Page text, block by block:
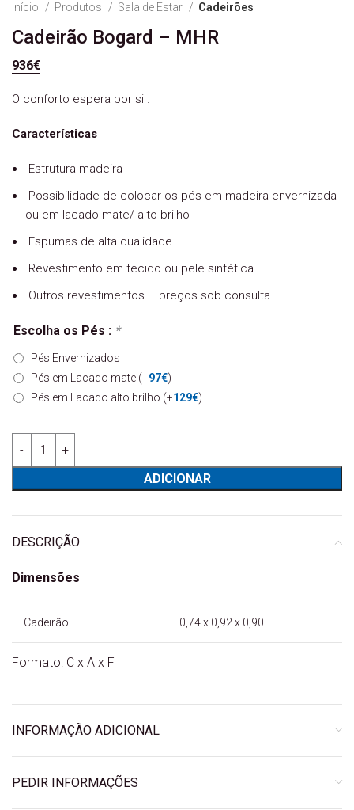
Início Produtos Sala de Estar Cadeirões
Cadeirão Bogard – MHR
936€
O conforto espera por si .
Características
Estrutura madeira
Possibilidade de colocar os pés em madeira envernizada
ou em lacado mate/ alto brilho
Espumas de alta qualidade
Revestimento em tecido ou pele sintética
Outros revestimentos – preços sob consulta
Escolha os Pés : *
Pés Envernizados
Pés em Lacado mate (+97€)
Pés em Lacado alto brilho (+129€)
Quantidade de Cadeirão Bogard - MHR
ADICIONAR
DESCRIÇÃO
Dimensões
Cadeirão 0,74 x 0,92 x 0,90
Formato: C x A x F
INFORMAÇÃO ADICIONAL
PEDIR INFORMAÇÕES